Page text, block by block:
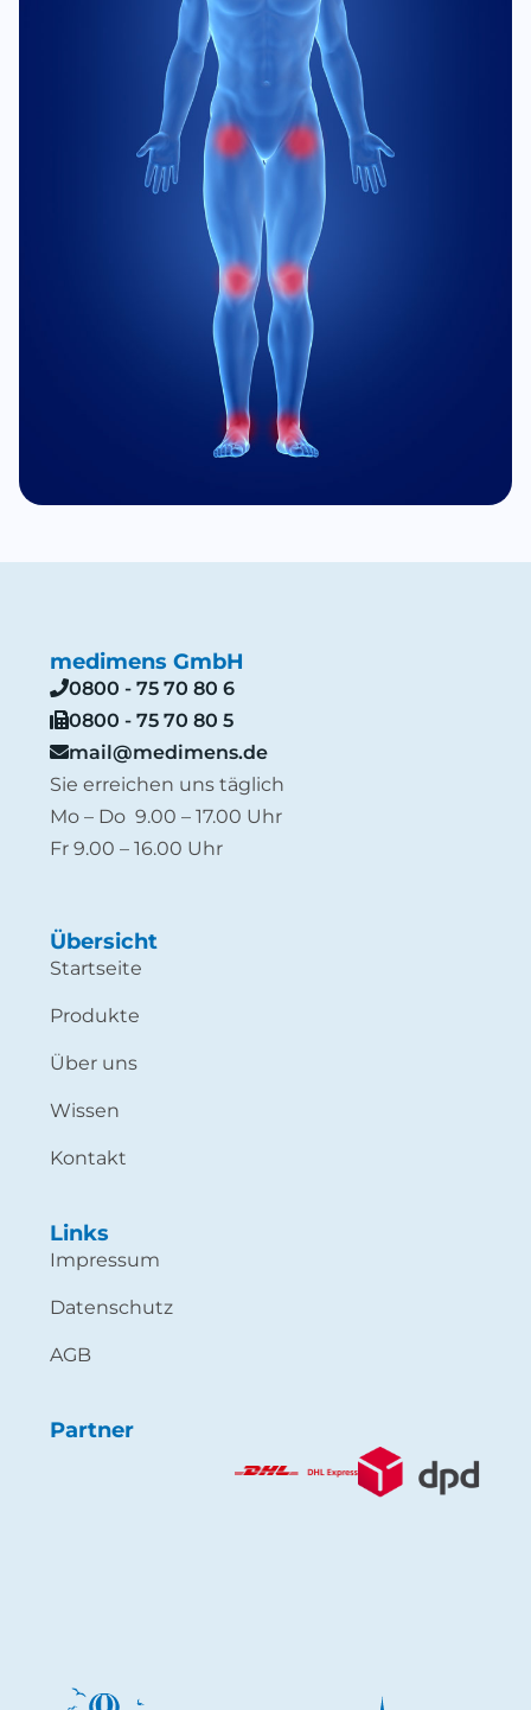
medimens GmbH
0800 - 75 70 80 6
0800 - 75 70 80 5
mail@medimens.de
Sie erreichen uns täglich
Mo – Do 9.00 – 17.00 Uhr
Fr 9.00 – 16.00 Uhr
Übersicht
Startseite
Produkte
Über uns
Wissen
Kontakt
Links
Impressum
Datenschutz
AGB
Partner